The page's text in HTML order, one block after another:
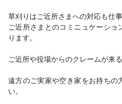
草刈りはご近所さまへの対応も仕事
ご近所さまとのコミニュケーシ
ります。
ご近所や役場からのクレームが来
遠方のご実家や空き家をお持ちの
い。